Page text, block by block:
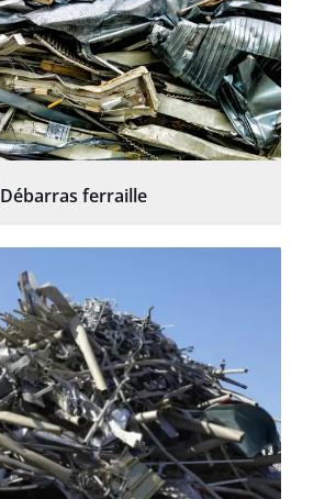
Débarras ferraille